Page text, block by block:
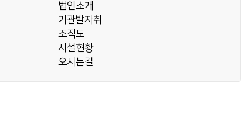
법인소개
기관발자취
조직도
시설현황
오시는길